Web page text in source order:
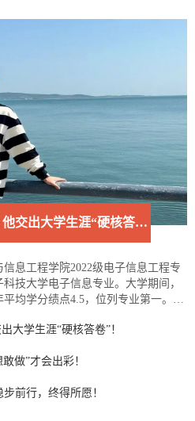
绩点4.5！保研成功！他交出大学生涯“硬核答卷”！
息工程学院2022级电子信息工程专
技大学电子信息专业。大学期间，
均学分绩点4.5，位列专业第一。连
研与竞赛，主持《电动汽车锂电池
池荷电状态进行估计，发表论文
国大学生新一代信息通信技术大赛
大学生涯“硬核答卷”！
做”才会出彩！
前行，终得所愿！